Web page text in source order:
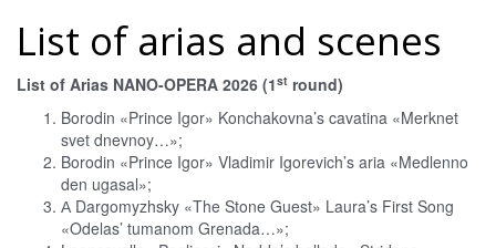
List of arias and scenes
List of Arias NANO-OPERA 2026 (1st round)
Borodin «Prince Igor» Konchakovna’s cavatina «Merknet
svet dnevnoy…»;
Borodin «Prince Igor» Vladimir Igorevich’s aria «Medlenno
den ugasal»;
А Dargomyzhsky «The Stone Guest» Laura’s First Song
«Odelas’ tumanom Grenada…»;